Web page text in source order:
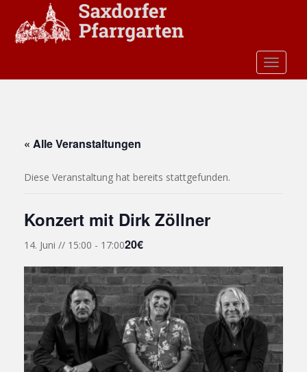
« Alle Veranstaltungen
Diese Veranstaltung hat bereits stattgefunden.
Konzert mit Dirk Zöllner
14. Juni // 15:00 - 17:0020€